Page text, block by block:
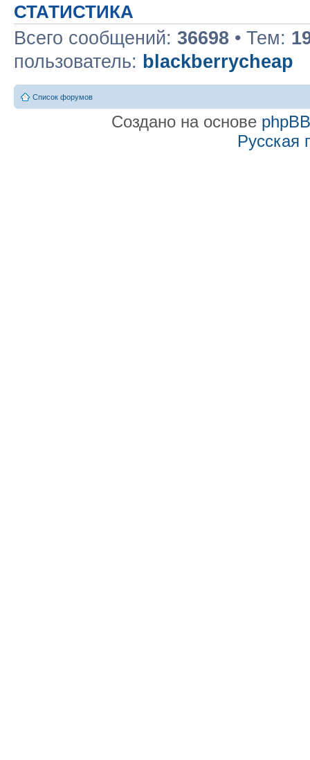
СТАТИСТИКА
Всего сообщений: 36698 • Тем:
пользователь: blackberrycheap
Список форумов
Создано на основе phpBB
Русская